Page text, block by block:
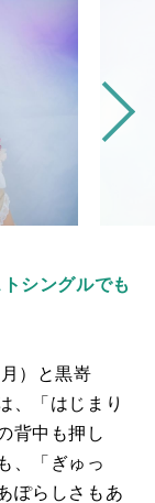
シングルでも
）と黒嵜
、「はじまり
背中も押し
、「ぎゅっ
ぽらしさもあ